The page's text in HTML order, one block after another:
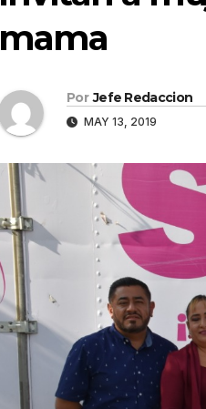
mama
Por Jefe Redaccion
MAY 13, 2019